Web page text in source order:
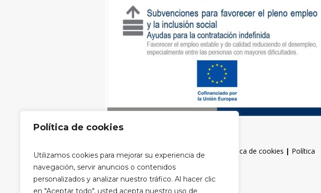
Política de cookies
Utilizamos cookies para mejorar su experiencia de
navegación, servir anuncios o contenidos
personalizados y analizar nuestro tráfico. Al hacer clic
en "Aceptar todo", usted acepta nuestro uso de
Aviso legal Política de privacidad Política de cookies | Política
privacidad RRSS